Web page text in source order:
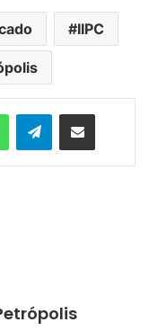
IIPC
Telegram